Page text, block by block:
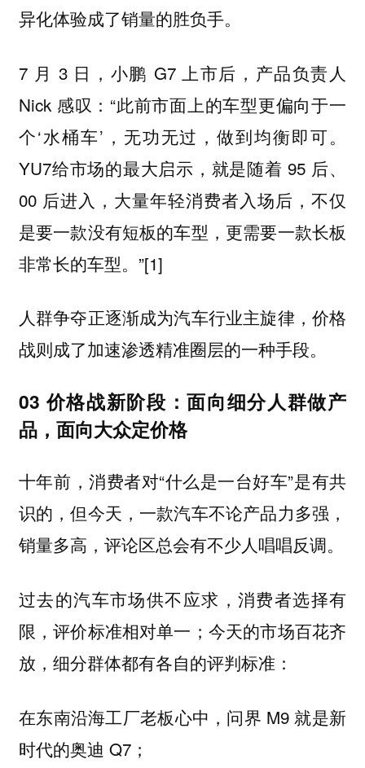
异化体验成了销量的胜负手。
7 月 3 日，小鹏 G7 上市后，产品负责人
Nick 感叹：“此前市面上的车型更偏向于一
个‘水桶车’，无功无过，做到均衡即可。
YU7给市场的最大启示，就是随着 95 后、
00 后进入，大量年轻消费者入场后，不仅
是要一款没有短板的车型，更需要一款长板
非常长的车型。”[1]
人群争夺正逐渐成为汽车行业主旋律，价格
战则成了加速渗透精准圈层的一种手段。
03 价格战新阶段：面向细分人群做产
品，面向大众定价格
十年前，消费者对“什么是一台好车”是有共
识的，但今天，一款汽车不论产品力多强，
销量多高，评论区总会有不少人唱唱反调。
过去的汽车市场供不应求，消费者选择有
限，评价标准相对单一；今天的市场百花齐
放，细分群体都有各自的评判标准：
在东南沿海工厂老板心中，问界 M9 就是新
时代的奥迪 Q7；